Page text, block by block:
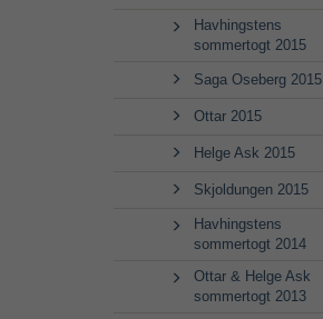
Havhingstens
sommertogt 2015
Saga Oseberg 2015
Ottar 2015
Helge Ask 2015
Skjoldungen 2015
Havhingstens
sommertogt 2014
Ottar & Helge Ask
sommertogt 2013